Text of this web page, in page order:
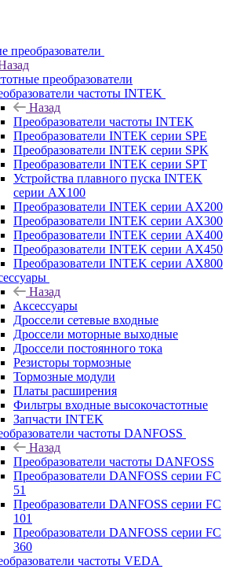
преобразователи
преобразователи
частоты INTEK
Назад
Преобразователи частоты INTEK
Преобразователи INTEK серии SPE
Преобразователи INTEK серии SPK
Преобразователи INTEK серии SPT
Устройства плавного пуска INTEK
серии AX100
Преобразователи INTEK серии AX200
Преобразователи INTEK серии AX300
Преобразователи INTEK серии AX400
Преобразователи INTEK серии AX450
Преобразователи INTEK серии AX800
Назад
Аксессуары
Дроссели сетевые входные
Дроссели моторные выходные
Дроссели постоянного тока
Резисторы тормозные
Тормозные модули
Платы расширения
Фильтры входные высокочастотные
Запчасти INTEK
частоты DANFOSS
Назад
Преобразователи частоты DANFOSS
Преобразователи DANFOSS серии FC
51
Преобразователи DANFOSS серии FC
101
Преобразователи DANFOSS серии FC
360
частоты VEDA